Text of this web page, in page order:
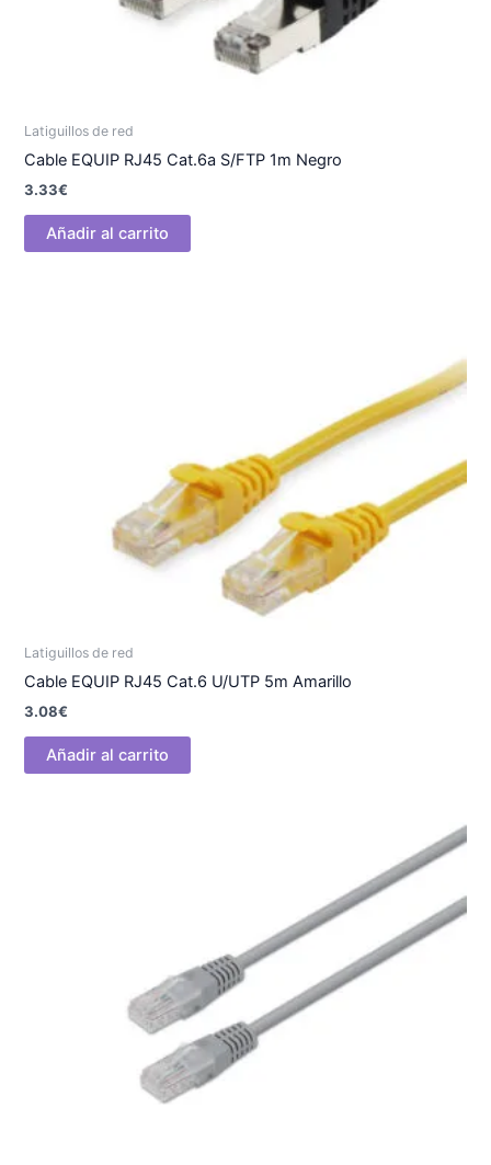
Latiguillos de red
Cable EQUIP RJ45 Cat.6a S/FTP 1m Negro
3.33€
Añadir al carrito
Latiguillos de red
Cable EQUIP RJ45 Cat.6 U/UTP 5m Amarillo
3.08€
Añadir al carrito